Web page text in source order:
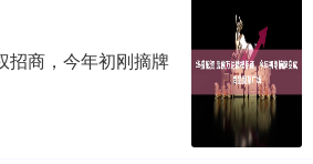
招商，今年初刚摘牌